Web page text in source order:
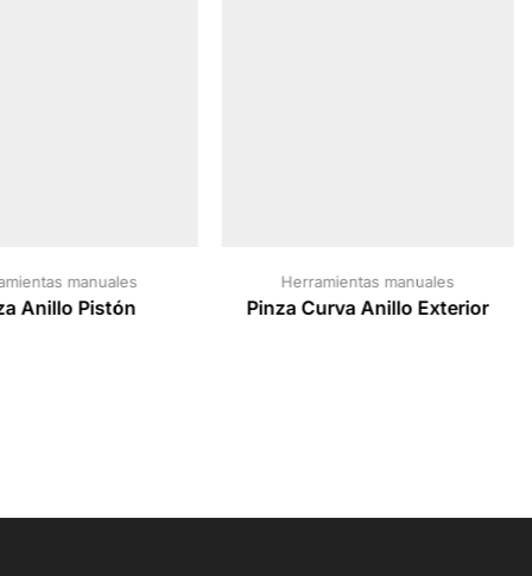
manuales
Anillo Pistón
Herramientas manuales
Pinza Curva Anillo Exterior